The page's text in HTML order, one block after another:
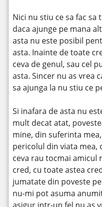
Nici nu stiu ce sa fac
daca ajunge pe mana
asta nu este posibil
asta. Inainte de toate
ceva de genul, sau cel
asta. Sincer nu as vrea
sa ajunga la nu stiu ce
Si inafara de asta nu
mult decat atat,
mine, din suferinta
pericolul din viata mea,
ceva rau tocmai amicul
cred, cu toate astea
jumatate din poveste
nu-mi pot asuma